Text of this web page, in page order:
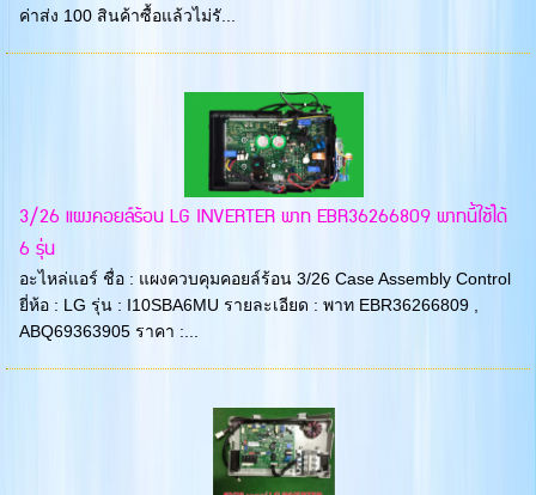
ค่าส่ง 100 สินค้าซื้อแล้วไม่รั...
3/26 แผงคอยล์ร้อน LG INVERTER พาท EBR36266809 พาทนี้ใช้ได้
6 รุ่น
อะไหล่แอร์ ชื่อ : แผงควบคุมคอยล์ร้อน 3/26 Case Assembly Control
ยี่ห้อ : LG รุ่น : I10SBA6MU รายละเอียด : พาท EBR36266809 ,
ABQ69363905 ราคา :...